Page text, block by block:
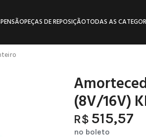
PEÇAS DE REPOSIÇÃOTODAS AS
(8V/16V)
R$ 515,57
no boleto